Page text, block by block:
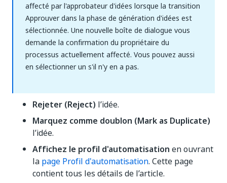
affecté par l'approbateur d'idées lorsque la transition
Approuver dans la phase de génération d'idées est
sélectionnée. Une nouvelle boîte de dialogue vous
demande la confirmation du propriétaire du
processus actuellement affecté. Vous pouvez aussi
en sélectionner un s'il n'y en a pas.
Rejeter (Reject) l’idée.
Marquez comme doublon (Mark as Duplicate)
l’idée.
Affichez le profil d'automatisation en ouvrant
la page Profil d'automatisation. Cette page
contient tous les détails de l’article.